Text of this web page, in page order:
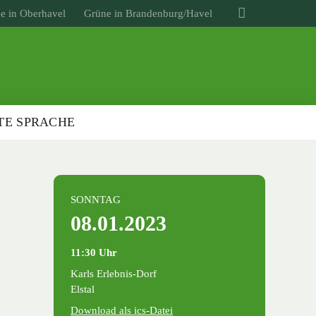
in Oberhavel Grüne in Brandenburg/Havel
SPRACHE
SONNTAG
08.01.2023
11:30 Uhr
Karls Erlebnis-Dorf
Elstal
Download als ics-Datei